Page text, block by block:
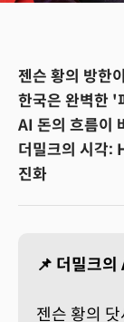
젠슨 황의 방한
한국은 완벽한 '
AI 돈의 흐름이
더밀크의 시각:
진화
📌 더밀크의
젠슨 황의